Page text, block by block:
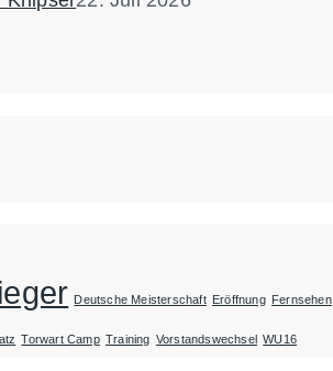
Deutsche Meisterschaft Eröffnung Fernsehen
Torwart Camp Training Vorstandswechsel WU16